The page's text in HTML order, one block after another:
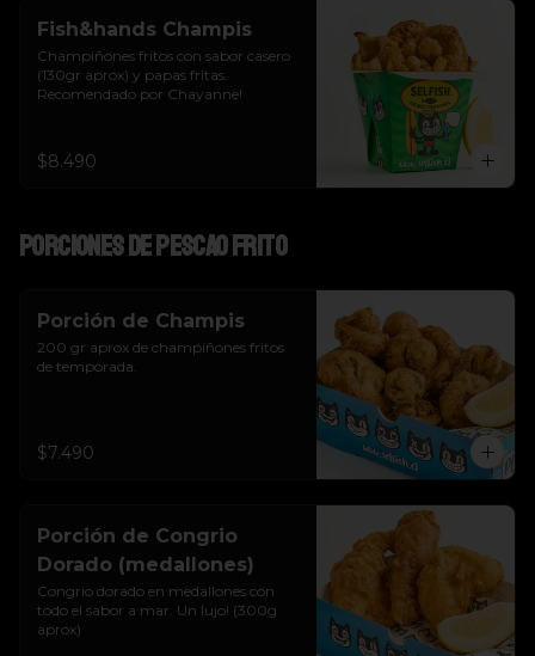
Fish&hands Champis
Champiñones fritos con sabor casero
(130gr aprox) y papas fritas.
Recomendado por Chayanne!
$8.490
Porciones de pescao frito
Porción de Champis
200 gr aprox de champiñones fritos
de temporada.
$7.490
Porción de Congrio
Dorado (medallones)
Congrio dorado en medallones con
todo el sabor a mar. Un lujo! (300g
aprox)